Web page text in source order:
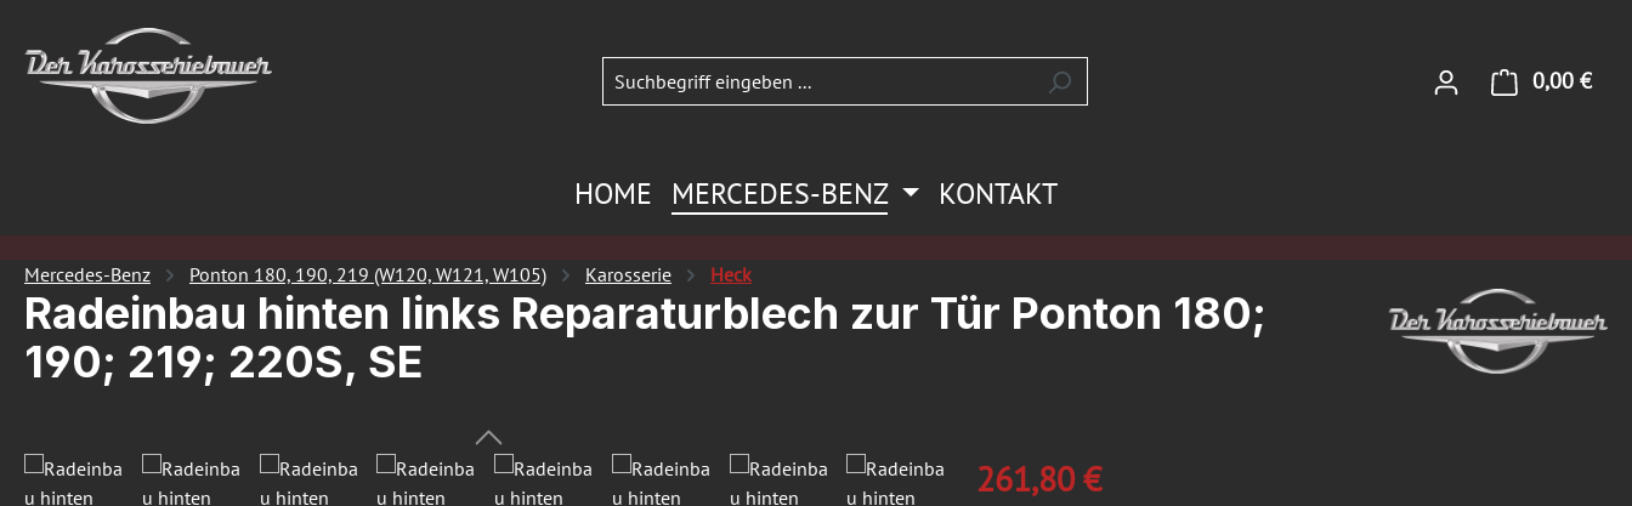
Hauptinhalt springen
Zur Suche springen
Zur Hauptnavigation springen
0,00 €
HOME MERCEDES-BENZ KONTAKT
Mercedes-Benz Ponton 180, 190, 219 (W120, W121, W105) Karosserie Heck
Radeinbau hinten links Reparaturblech zur Tür Ponton 180;
190; 219; 220S, SE
Bildergalerie überspringen 261,80 €